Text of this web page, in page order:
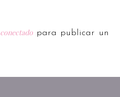
conectadopara publicar un